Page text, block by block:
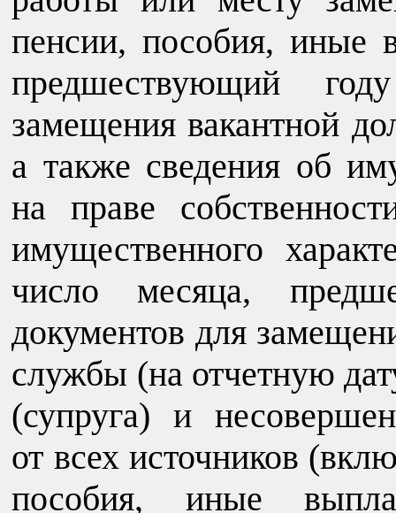
пенсии, пособия, иные
предшествующий
замещения вакантной
а также сведения об
на праве
имущественного
число месяца,
документов для
службы (на отчетную
(супруга) и
от всех источников
пособия, иные